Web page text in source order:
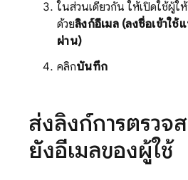
ในส่วนเดียวกัน ให้เปิดใช้ผู้ให้
ด้วยลิงก์อีเมล (ลงชื่อเข้าใช้
ผ่าน)
คลิกบันทึก
ส่งลิงก์การตรวจ
ยังอีเมลของผู้ใช้